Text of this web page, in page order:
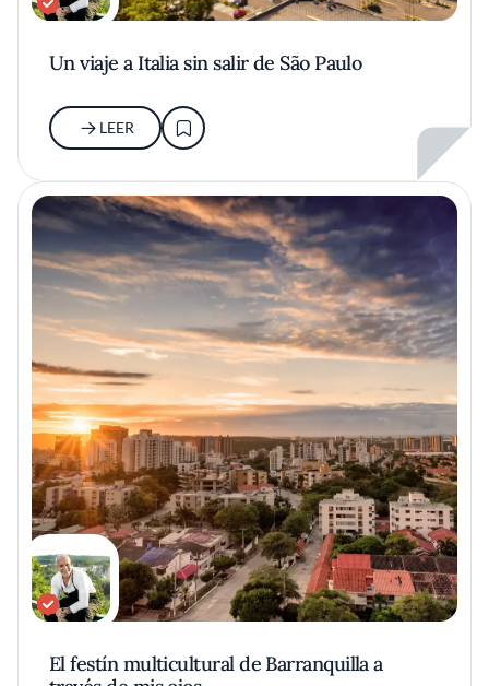
Un viaje a Italia sin salir de São Paulo
LEER
El festín multicultural de Barranquilla a